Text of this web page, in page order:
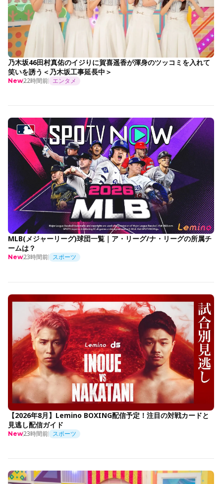
乃木坂46田村真佑のイジりに賀喜遥香が渾身のツッコミを入れて
笑いを誘う＜乃木坂工事延長中＞
New22時間前 エンタメ
MLB(メジャーリーグ)球団一覧｜ア・リーグ/ナ・リーグの所属チ
ームは？
New23時間前 スポーツ
【2026年8月】Lemino BOXING配信予定！注目の対戦カードと
見逃し配信ガイド
New23時間前 スポーツ